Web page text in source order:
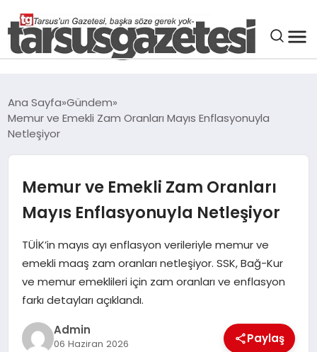
SPOR
DÜNYA
SIYASET
EKONOMI
MERSIN
Ana Sayfa Gündem
Memur ve Emekli Zam Oranları Mayıs Enflasyonuyla
Netleşiyor
Memur ve Emekli Zam Oranları
Mayıs Enflasyonuyla Netleşiyor
TÜİK’in mayıs ayı enflasyon verileriyle memur ve
emekli maaş zam oranları netleşiyor. SSK, Bağ-Kur
ve memur emeklileri için zam oranları ve enflasyon
farkı detayları açıklandı.
Admin
06 Haziran 2026 Paylaş